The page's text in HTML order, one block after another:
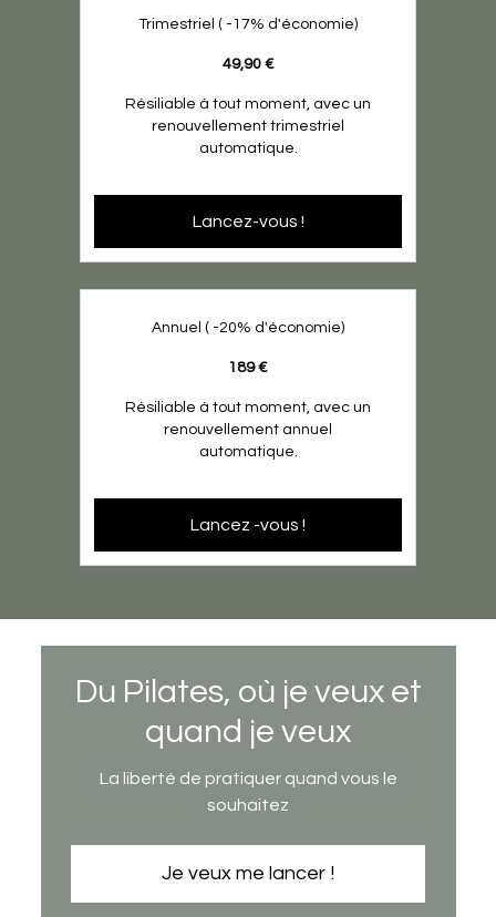
Trimestriel ( -17% d'économie)
49,90 €
Résiliable à tout moment, avec un
renouvellement trimestriel
automatique.
Lancez-vous !
Annuel ( -20% d'économie)
189 €
Résiliable à tout moment, avec un
renouvellement annuel
automatique.
Lancez -vous !
Du Pilates, où je veux et
quand je veux
La liberté de pratiquer quand vous le
souhaitez
Je veux me lancer !